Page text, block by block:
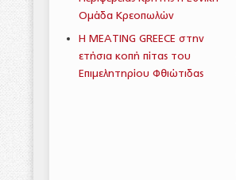
Ομάδα Κρεοπωλών
Η MEATING GREECE στην
ετήσια κοπή πίτας του
Επιμελητηρίου Φθιώτιδας